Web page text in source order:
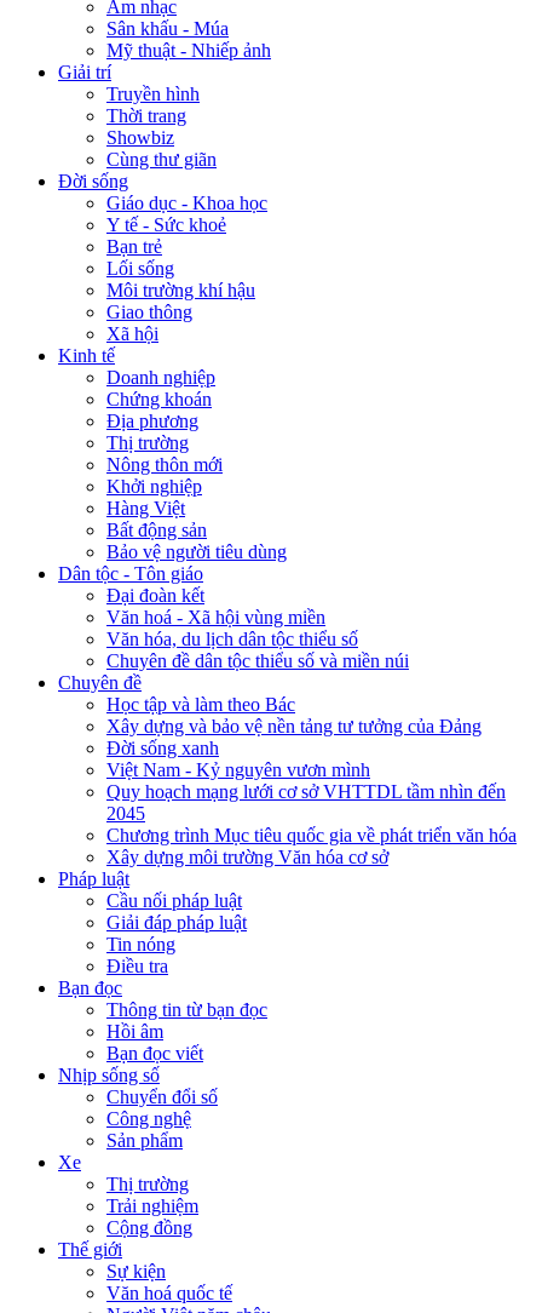
Âm nhạc
Sân khấu - Múa
Mỹ thuật - Nhiếp ảnh
Giải trí
Truyền hình
Thời trang
Showbiz
Cùng thư giãn
Đời sống
Giáo dục - Khoa học
Y tế - Sức khoẻ
Bạn trẻ
Lối sống
Môi trường khí hậu
Giao thông
Xã hội
Kinh tế
Doanh nghiệp
Chứng khoán
Địa phương
Thị trường
Nông thôn mới
Khởi nghiệp
Hàng Việt
Bất động sản
Bảo vệ người tiêu dùng
Dân tộc - Tôn giáo
Đại đoàn kết
Văn hoá - Xã hội vùng miền
Văn hóa, du lịch dân tộc thiểu số
Chuyên đề dân tộc thiểu số và miền núi
Chuyên đề
Học tập và làm theo Bác
Xây dựng và bảo vệ nền tảng tư tưởng của Đảng
Đời sống xanh
Việt Nam - Kỷ nguyên vươn mình
Quy hoạch mạng lưới cơ sở VHTTDL tầm nhìn đến
2045
Chương trình Mục tiêu quốc gia về phát triển văn hóa
Xây dựng môi trường Văn hóa cơ sở
Pháp luật
Cầu nối pháp luật
Giải đáp pháp luật
Tin nóng
Điều tra
Bạn đọc
Thông tin từ bạn đọc
Hồi âm
Bạn đọc viết
Nhịp sống số
Chuyển đổi số
Công nghệ
Sản phẩm
Xe
Thị trường
Trải nghiệm
Cộng đồng
Thế giới
Sự kiện
Văn hoá quốc tế